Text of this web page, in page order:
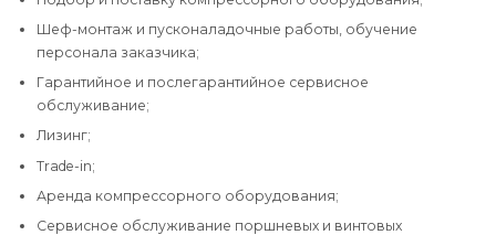
Шеф-монтаж и пусконаладочные работы, обучение
персонала заказчика;
Гарантийное и послегарантийное сервисное
обслуживание;
Лизинг;
Trade-in;
Аренда компрессорного оборудования;
Сервисное обслуживание поршневых и винтовых